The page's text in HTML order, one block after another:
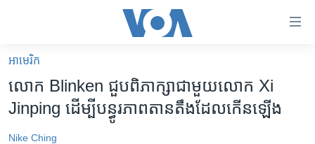
គេហទំព័រ​
ទាក់ទង
និង​
អាមេរិក​
លោក Blinken ​ជួប​ពិភាក្សា​ជាមួយ​លោក Xi
Jinping ​ដើម្បី​បន្ធូរ​ភាពតានតឹង​ដែល​កើនឡើង
Nike Ching